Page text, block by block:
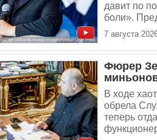
давит по
боли».
7 августа
Фюрер
В ходе
обрела
теперь